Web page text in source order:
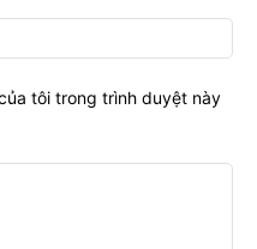
tôi trong trình duyệt này